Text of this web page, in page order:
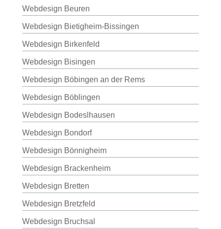
Webdesign Beuren
Webdesign Bietigheim-Bissingen
Webdesign Birkenfeld
Webdesign Bisingen
Webdesign Böbingen an der Rems
Webdesign Böblingen
Webdesign Bodeslhausen
Webdesign Bondorf
Webdesign Bönnigheim
Webdesign Brackenheim
Webdesign Bretten
Webdesign Bretzfeld
Webdesign Bruchsal